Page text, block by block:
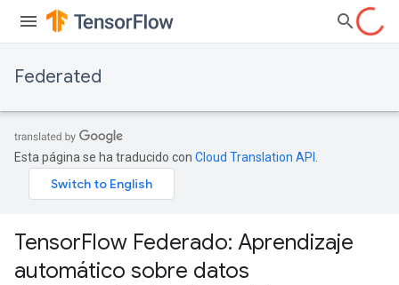
Federated
Esta página se ha traducido con Cloud Translation API
TensorFlow Federado: Aprendizaje
automático sobre datos